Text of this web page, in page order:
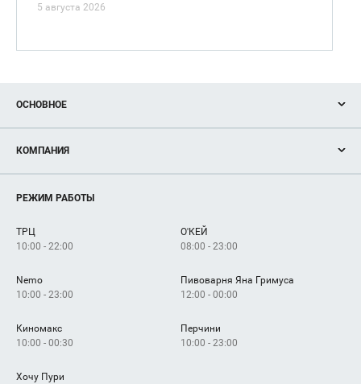
5 августа 2026
ОСНОВНОЕ
Новости
Магазины
Услуги
КОМПАНИЯ
Рекламодателям
Как добраться
РЕЖИМ РАБОТЫ
ТРЦ
10:00 - 22:00
О'КЕЙ
08:00 - 23:00
Nemo
10:00 - 23:00
Пивоварня Яна Гримуса
12:00 - 00:00
Киномакс
10:00 - 00:30
Перчини
10:00 - 23:00
Хочу Пури